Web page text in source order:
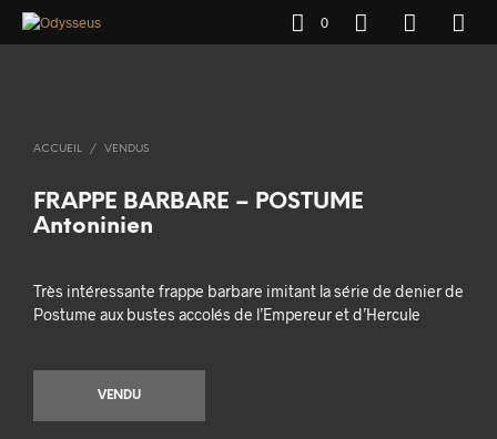
0
ACCUEIL / VENDUS
FRAPPE BARBARE – POSTUME
Antoninien
Très intéressante frappe barbare imitant la série de denier de
Postume aux bustes accolés de l’Empereur et d’Hercule
VENDU